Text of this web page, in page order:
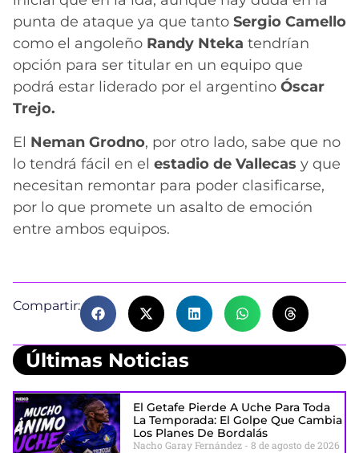
punta de ataque ya que tanto Sergio Camello
como el angoleño Randy Nteka tendrían
opción para ser titular en un equipo que
podrá estar liderado por el argentino Óscar
Trejo.
El Neman Grodno, por otro lado, sabe que no
lo tendrá fácil en el estadio de Vallecas y que
necesitan remontar para poder clasificarse,
por lo que promete un asalto de emoción
entre ambos equipos.
Compartir:
Últimas Noticias
El Getafe Pierde A Uche Para Toda
La Temporada: El Golpe Que Cambia
Los Planes De Bordalás
Nacho Garay Fernández 8 de agosto de 2026